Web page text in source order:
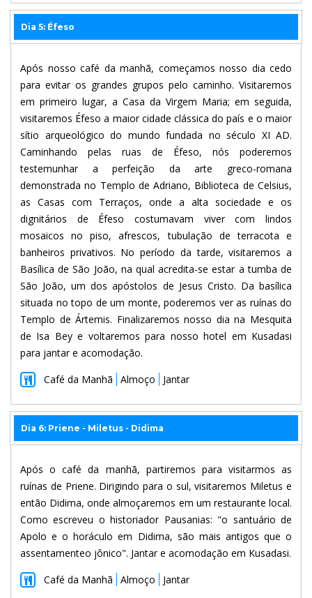
Dia 5: Éfeso
Após nosso café da manhã, começamos nosso dia cedo
para evitar os grandes grupos pelo caminho. Visitaremos
em primeiro lugar, a Casa da Virgem Maria; em seguida,
visitaremos Éfeso a maior cidade clássica do país e o maior
sítio arqueológico do mundo fundada no século XI AD.
Caminhando pelas ruas de Éfeso, nós poderemos
testemunhar a perfeição da arte greco-romana
demonstrada no Templo de Adriano, Biblioteca de Celsius,
as Casas com Terraços, onde a alta sociedade e os
dignitários de Éfeso costumavam viver com lindos
mosaicos no piso, afrescos, tubulação de terracota e
banheiros privativos. No período da tarde, visitaremos a
Basílica de São João, na qual acredita-se estar a tumba de
São João, um dos apóstolos de Jesus Cristo. Da basílica
situada no topo de um monte, poderemos ver as ruínas do
Templo de Ártemis. Finalizaremos nosso dia na Mesquita
de Isa Bey e voltaremos para nosso hotel em Kusadasi
para jantar e acomodação.
Café da Manhã
Almoço Jantar
Dia 6: Priene - Miletus - Didima
Após o café da manhã, partiremos para visitarmos as
ruínas de Priene. Dirigindo para o sul, visitaremos Miletus e
então Didima, onde almoçaremos em um restaurante local.
Como escreveu o historiador Pausanias: "o santuário de
Apolo e o horáculo em Didima, são mais antigos que o
assentamenteo jônico". Jantar e acomodação em Kusadasi.
Café da Manhã
Almoço Jantar